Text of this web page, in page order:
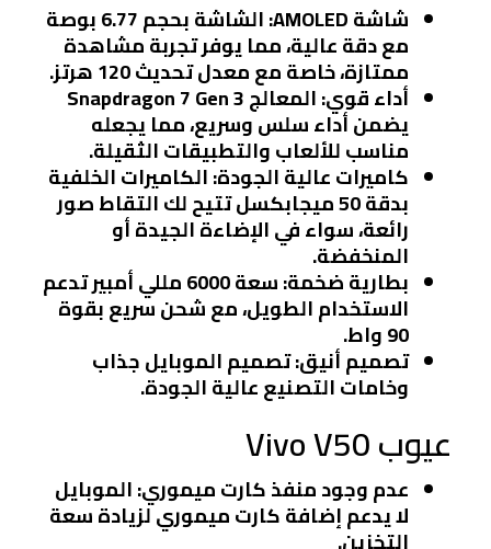
شاشة AMOLED : الشاشة بحجم 6.77 بوصة
مع دقة عالية، مما يوفر تجربة مشاهدة
ممتازة، خاصة مع معدل تحديث 120 هرتز.
أداء قوي : المعالج Snapdragon 7 Gen 3
يضمن أداء سلس وسريع، مما يجعله
مناسب للألعاب والتطبيقات الثقيلة.
كاميرات عالية الجودة: الكاميرات الخلفية
بدقة 50 ميجابكسل تتيح لك التقاط صور
رائعة، سواء في الإضاءة الجيدة أو
المنخفضة.
بطارية ضخمة : سعة 6000 مللي أمبير تدعم
الاستخدام الطويل، مع شحن سريع بقوة
90 واط.
تصميم أنيق: تصميم الموبايل جذاب
وخامات التصنيع عالية الجودة.
عيوب Vivo V50
عدم وجود منفذ كارت ميموري: الموبايل
لا يدعم إضافة كارت ميموري لزيادة سعة